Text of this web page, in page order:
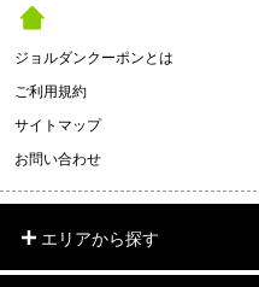
ジョルダンクーポンとは
ご利用規約
サイトマップ
お問い合わせ
エリアから探す